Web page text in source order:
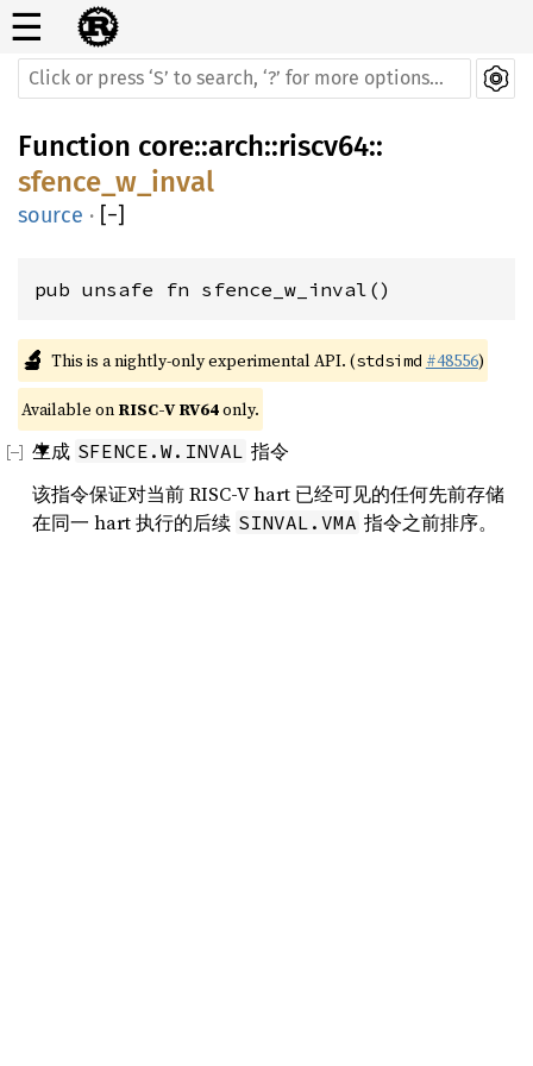
☰
Function core::arch::riscv64::
sfence_w_inval
source · [−]
pub unsafe fn sfence_w_inval()
🔬 This is a nightly-only experimental API. (stdsimd #48556)
Available on RISC-V RV64 only.
生成 SFENCE.W.INVAL 指令
该指令保证对当前 RISC-V hart 已经可见的任何先前存储
在同一 hart 执行的后续 SINVAL.VMA 指令之前排序。